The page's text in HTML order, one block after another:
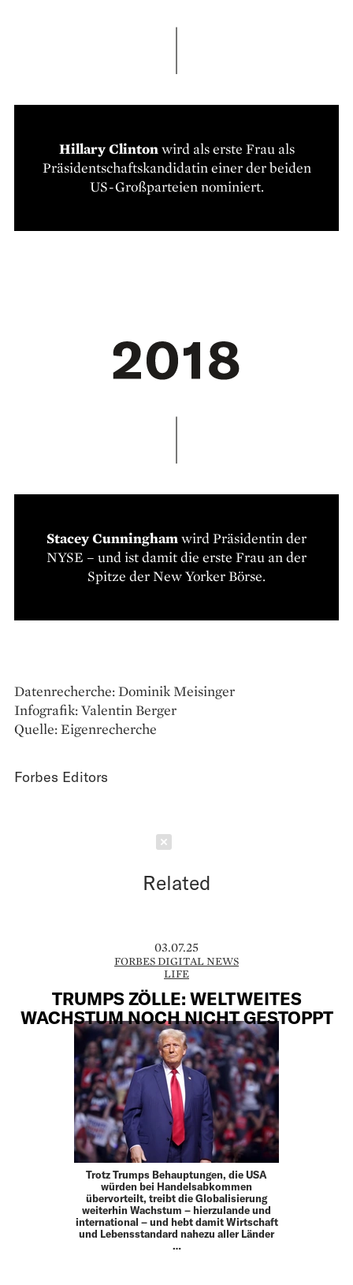
Hillary Clintonwird als erste Frau als
Präsidentschaftskandidatin einer der beiden
US-Großparteien nominiert.
Stacey Cunninghamwird Präsidentin der
NYSE – und ist damit die erste Frau an der
Spitze der New Yorker Börse.
Datenrecherche: Dominik Meisinger
Infografik: Valentin Berger
Quelle: Eigenrecherche
Forbes Editors
Related
03.07.25
FORBES DIGITAL NEWS
LIFE
TRUMPS ZÖLLE: WELTWEITES
WACHSTUM NOCH NICHT GESTOPPT
Trotz Trumps Behauptungen, die USA
würden bei Handelsabkommen
übervorteilt, treibt die Globalisierung
weiterhin Wachstum – hierzulande und
international – und hebt damit Wirtschaft
und Lebensstandard nahezu aller Länder
…